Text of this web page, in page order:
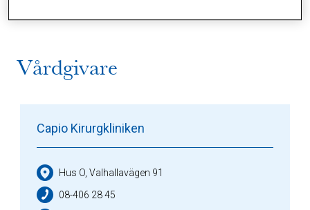
Vårdgivare
Capio Kirurgkliniken
Hus O, Valhallavägen 91
08-406 28 45